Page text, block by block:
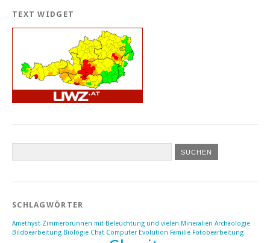
TEXT WIDGET
SCHLAGWÖRTER
Amethyst-Zimmerbrunnen mit Beleuchtung und vielen Mineralien Archäologie
Bildbearbeitung Biologie Chat Computer Evolution Familie Fotobearbeitung